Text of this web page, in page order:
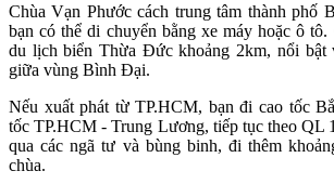
Chùa Vạn Phước cách trung tâm thành phố
bạn có thể di chuyển bằng xe máy hoặc ô tô.
du lịch biển Thừa Đức khoảng 2km, nổi bật
giữa vùng Bình Đại.
Nếu xuất phát từ TP.HCM, bạn đi cao tốc
tốc TP.HCM - Trung Lương, tiếp tục theo QL
qua các ngã tư và bùng binh, đi thêm
chùa.